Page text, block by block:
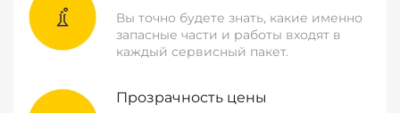
Вы точно будете знать, какие именно
запасные части и работы входят в
каждый сервисный пакет.
Прозрачность цены